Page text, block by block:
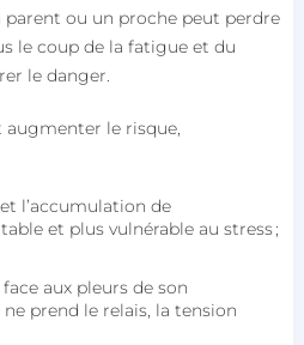
parent ou un proche peut perdre
le coup de la fatigue et du
le danger.
augmenter le risque,
et l’accumulation de
et plus vulnérable au stress ;
aux pleurs de son
prend le relais, la tension